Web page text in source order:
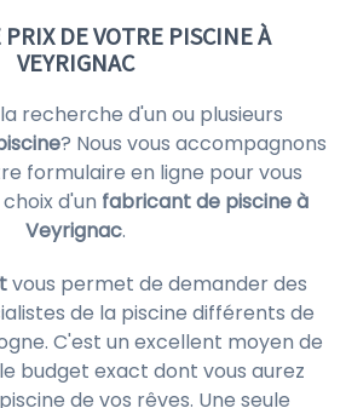
DE VOTRE PISCINE À
VEYRIGNAC
recherche d'un ou plusieurs
? Nous vous accompagnons
formulaire en ligne pour vous
d'un fabricant de piscine à
Veyrignac.
vous permet de demander des
de la piscine différents de
C'est un excellent moyen de
budget exact dont vous aurez
de vos rêves. Une seule